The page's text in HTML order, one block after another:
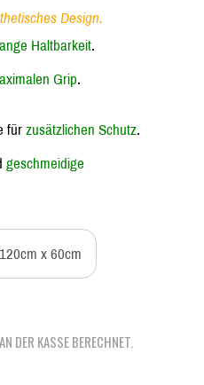
Design.
Haltbarkeit.
Grip.
für zusätzlichen Schutz.
geschmeidige
x 60cm
DER KASSE BERECHNET.